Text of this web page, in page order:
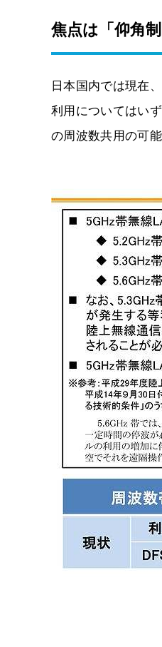
焦点は「仰角
日本国内では現在
利用についてはい
の周波数共用の可